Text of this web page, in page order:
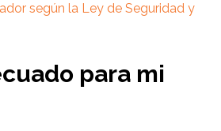
según la Ley de Seguridad y
para mi